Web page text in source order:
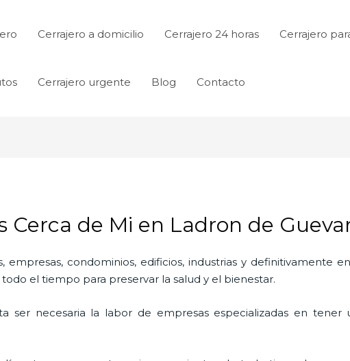
Cerrajero a domicilio Cerrajero 24 horas Cerrajero
Cerrajero urgente Blog Contacto
Cerca de Mi en Ladron de
empresas, condominios, edificios, industrias y definitivamente
el tiempo para preservar la salud y el bienestar.
ser necesaria la labor de empresas especializadas en tener